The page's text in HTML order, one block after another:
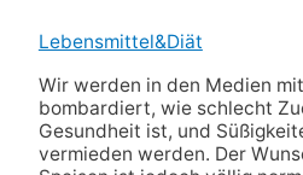
Lebensmittel&Diät
Wir werden in den Medien
bombardiert, wie schlecht
Gesundheit ist, und
vermieden werden. Der